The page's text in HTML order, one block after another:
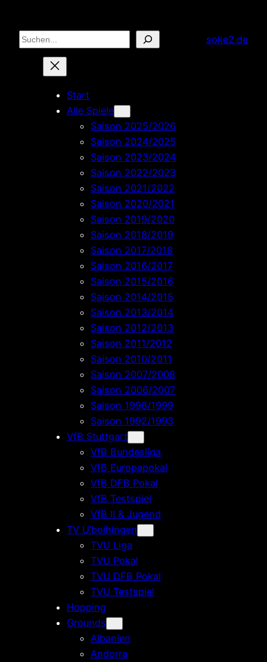
Inhalt
springen
Suchen soke2.de
Start
Alle Spiele
Saison 2025/2026
Saison 2024/2025
Saison 2023/2024
Saison 2022/2023
Saison 2021/2022
Saison 2020/2021
Saison 2019/2020
Saison 2018/2019
Saison 2017/2018
Saison 2016/2017
Saison 2015/2016
Saison 2014/2015
Saison 2013/2014
Saison 2012/2013
Saison 2011/2012
Saison 2010/2011
Saison 2007/2008
Saison 2006/2007
Saison 1998/1999
Saison 1992/1993
VfB Stuttgart
VfB Bundesliga
VfB Europapokal
VfB DFB Pokal
VfB Testspiel
VfB II & Jugend
TV U’boihingen
TVU Liga
TVU Pokal
TVU DFB Pokal
TVU Testspiel
Hopping
Grounds
Albanien
Andorra